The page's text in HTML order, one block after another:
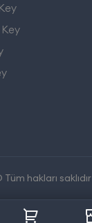
hakları saklıdır